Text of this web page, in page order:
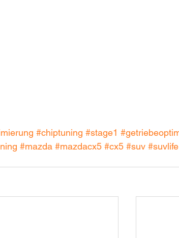
#chiptuning #stage1
#mazda #mazdacx5 #cx5 #suv #suvlife